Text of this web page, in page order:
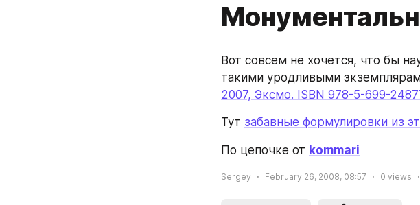
Вот совсем не хочется, что бы
такими уродливыми
2007, Эксмо. ISBN 978-5-699-
Тут забавные формулировки из
По цепочке от kommari
Sergey February 26, 2008, 08:57 0 views